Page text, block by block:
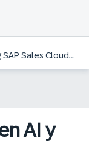
Cloud Version 2 | ES
AI y